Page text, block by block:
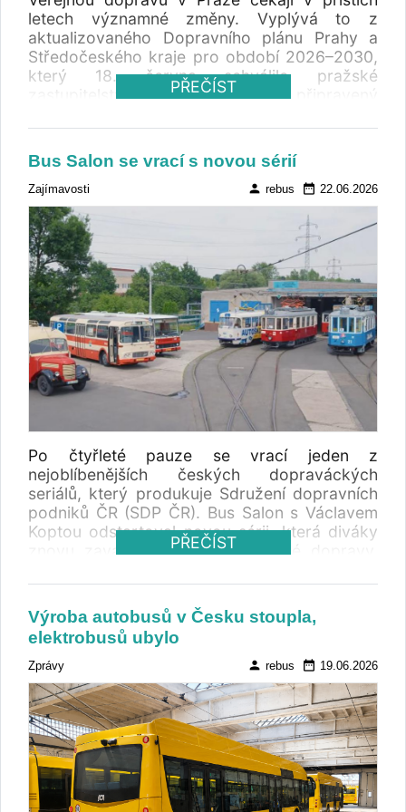
letech významné změny. Vyplývá to z
aktualizovaného Dopravního plánu Prahy a
Středočeského kraje pro období 2026–2030,
který 18. června schválilo pražské
zastupitelstvo. Dokument připravený
Pražské integrované dopravy (PID) a
stanovuje hlavní investice do infrastruktury,
vozidel i organizace provozu.
PŘEČÍST
Bus Salon se vrací s novou sérií
Zajímavosti person rebus date_range 22.06.2026
Po čtyřleté pauze se vrací jeden z
nejoblíbenějších českých dopraváckých
seriálů, který produkuje Sdružení dopravních
podniků ČR (SDP ČR). Bus Salon s Václavem
Koptou odstartoval novou sérii, která diváky
znovu zavádí do zákulisí městské dopravy.
Milujeme retro už během prvních dnů
nasbíraly desítky tisíc zhlédnutí a potvrzují, že
zájem o svět dopravních podniků rozhodně
neochabl.
PŘEČÍST
Výroba autobusů v Česku stoupla,
elektrobusů ubylo
Zprávy person rebus date_range 19.06.2026